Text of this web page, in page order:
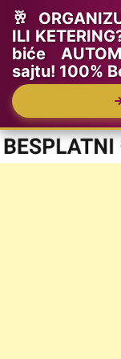
🥂
ILI
biće
sajtu! 100%